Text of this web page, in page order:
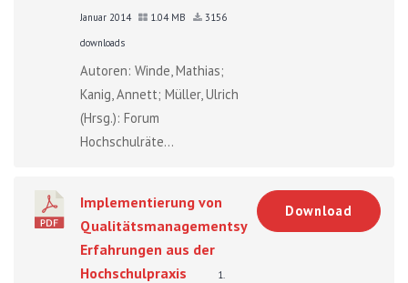
Januar 2014
1.04 MB
3156
downloads
Autoren: Winde, Mathias;
Kanig, Annett; Müller, Ulrich
(Hrsg.): Forum
Hochschulräte...
Implementierung von
Qualitätsmanagementsystemen:
Erfahrungen aus der
Hochschulpraxis
1.
Download